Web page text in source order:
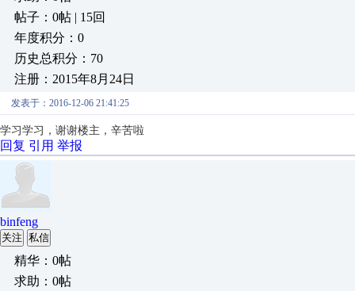
帖子：0帖 | 15回
年度积分：0
历史总积分：70
注册：2015年8月24日
发表于：2016-12-06 21:41:25
学习学习，谢谢楼主，辛苦啦
回复 引用 举报
binfeng
关注 私信
精华：0帖
求助：0帖